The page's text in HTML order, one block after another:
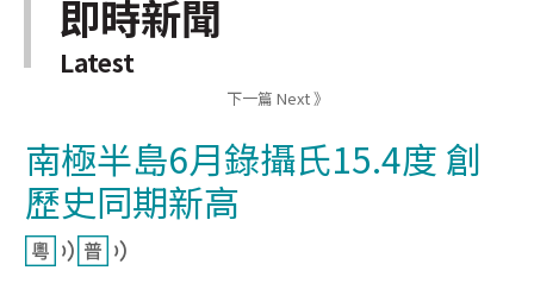
即時新聞
Latest
下一篇 Next 》
南極半島6月錄攝氏15.4度 創
歷史同期新高